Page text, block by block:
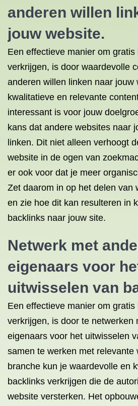
anderen willen
jouw website.
Een effectieve manier om gratis
verkrijgen, is door waardevolle
anderen willen linken naar jouw
kwalitatieve en relevante
interessant is voor jouw
kans dat andere websites naar
linken. Dit niet alleen verhoogt
website in de ogen van
er ook voor dat je meer
Zet daarom in op het delen van
en zie hoe dit kan resulteren in
backlinks naar jouw site.
Netwerk met
eigenaars voor
uitwisselen van
Een effectieve manier om gratis
verkrijgen, is door te netwerken
eigenaars voor het uitwisselen
samen te werken met relevante
branche kun je waardevolle en
backlinks verkrijgen die de
website versterken. Het